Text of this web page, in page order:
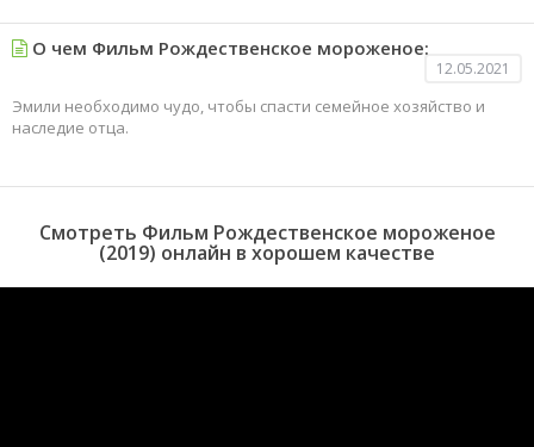
О чем Фильм Рождественское мороженое:
12.05.2021
Эмили необходимо чудо, чтобы спасти семейное хозяйство и
наследие отца.
Смотреть Фильм Рождественское мороженое
(2019) онлайн в хорошем качестве